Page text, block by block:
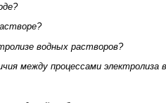
водных растворов?
между процессами электролиза в